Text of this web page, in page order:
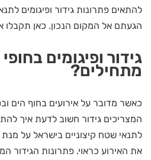
להתאים פתרונות גידור ופיגומים
הגעתם אל המקום הנכון. כאן תקבלו
גידור ופיגומים
מתחילים?
כאשר מדובר על אירועים בחוף הים
המצריכים גידור חשוב לדעת איך
לתנאי שטח קיצוניים בישראל על
את האירוע כראוי. פתרונות הגידור